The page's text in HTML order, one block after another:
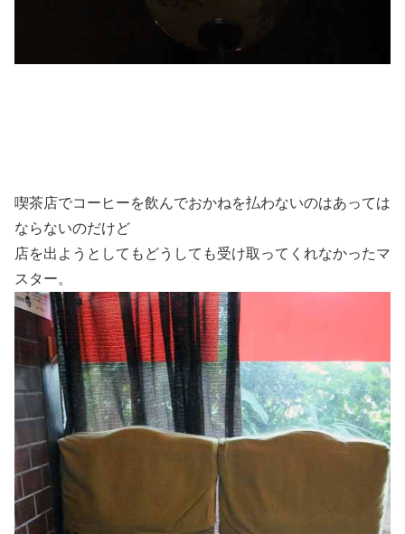
喫茶店でコーヒーを飲んでおかねを払わないのはあっては
ならないのだけど
店を出ようとしてもどうしても受け取ってくれなかったマ
スター。